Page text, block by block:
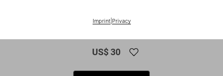
Imprint| Privacy
The Marvel Age of Comics 1961–1978.
US$ 30